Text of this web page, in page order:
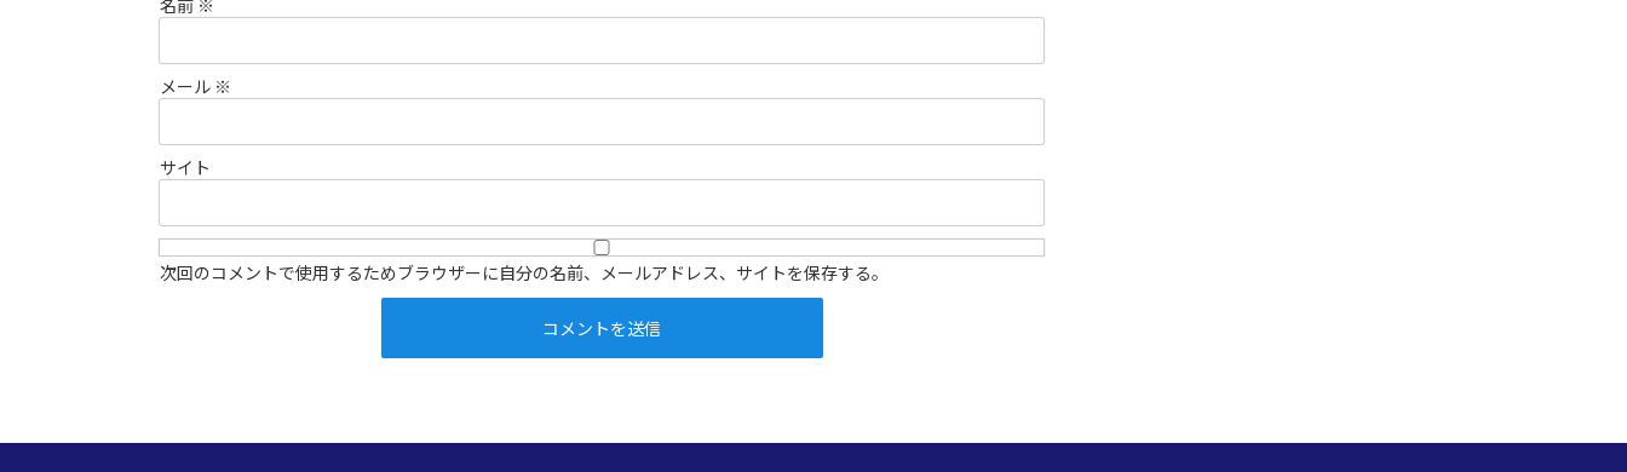
名前 ※
メール ※
サイト
次回のコメントで使用するためブラウザーに自分の名前、メールアドレス、サイトを保存する。